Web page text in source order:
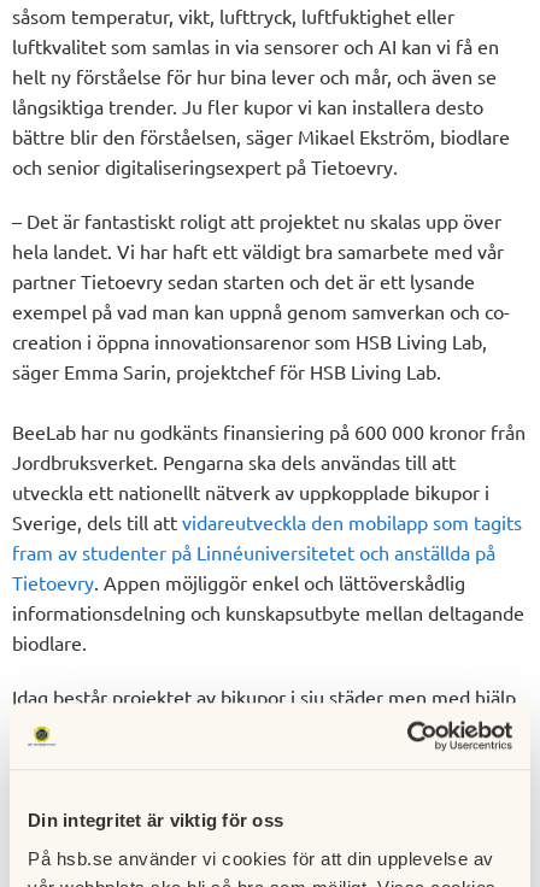
Din integritet är viktig för oss
På hsb.se använder vi cookies för att din upplevelse av
såsom temperatur, vikt, lufttryck, luftfuktighet eller
luftkvalitet som samlas in via sensorer och AI kan vi få en
helt ny förståelse för hur bina lever och mår, och även se
långsiktiga trender. Ju fler kupor vi kan installera desto
bättre blir den förståelsen, säger Mikael Ekström, biodlare
och senior digitaliseringsexpert på Tietoevry.
– Det är fantastiskt roligt att projektet nu skalas upp över
hela landet. Vi har haft ett väldigt bra samarbete med vår
partner Tietoevry sedan starten och det är ett lysande
exempel på vad man kan uppnå genom samverkan och co-
creation i öppna innovationsarenor som HSB Living Lab,
säger Emma Sarin, projektchef för HSB Living Lab.
BeeLab har nu godkänts finansiering på 600 000 kronor från
Jordbruksverket. Pengarna ska dels användas till att
utveckla ett nationellt nätverk av uppkopplade bikupor i
Sverige, dels till att vidareutveckla den mobilapp som tagits
fram av studenter på Linnéuniversitetet och anställda på
Tietoevry. Appen möjliggör enkel och lättöverskådlig
informationsdelning och kunskapsutbyte mellan deltagande
biodlare.
Idag består projektet av bikupor i sju städer men med hjälp
av Jordbruksverkets finansiering planeras initiativet att,
tillsammans med Sveriges Biodlares Riksförbund, utökas till
projektet kommer även att bedrivas i nära samarbete
med IoT labbet samt
kunskapsmiljö Digitala
Transformationer vid Linnéuniversitetet (LNU).